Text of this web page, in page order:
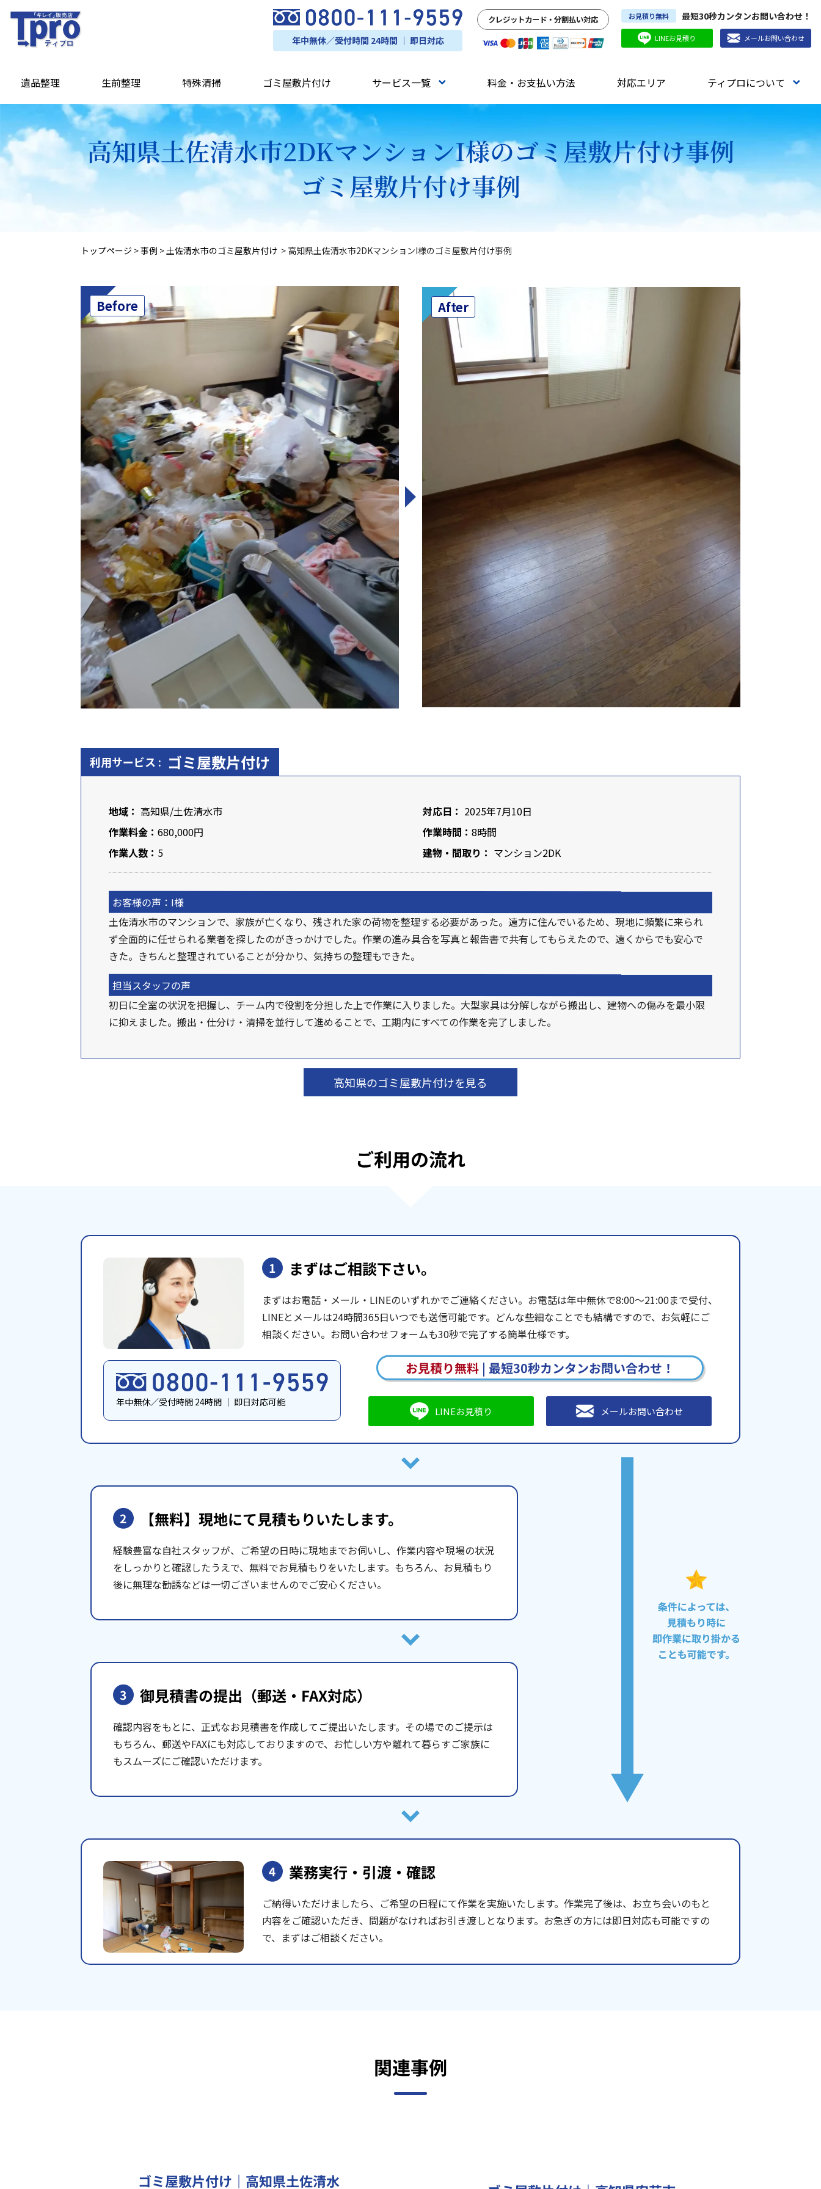
年中無休／受付時間 24時間 ｜ 即日対応
クレジットカード・分割払い対応 お見積り無料 最短30秒カンタンお問い合わせ！
LINEお見積り メールお問い合わせ
遺品整理 生前整理 特殊清掃 ゴミ屋敷片付け サービス一覧 料金・お支払い方法 対応エリア ティプロについて
高知県土佐清水市2DKマンションI様のゴミ屋敷片付け事例
ゴミ屋敷片付け事例
トップページ >事例 > 土佐清水市のゴミ屋敷片付け > 高知県土佐清水市2DKマンションI様のゴミ屋敷片付け事例
Before After
利用サービス : ゴミ屋敷片付け
地域： 高知県/土佐清水市
作業料金： 680,000円
作業人数： 5
対応日： 2025年7月10日
作業時間： 8時間
建物・間取り： マンション2DK
お客様の声：I様
土佐清水市のマンションで、家族が亡くなり、残された家の荷物を整理する必要があった。遠方に住んでいるため、現地に頻繁に来られ
ず全面的に任せられる業者を探したのがきっかけでした。作業の進み具合を写真と報告書で共有してもらえたので、遠くからでも安心で
きた。きちんと整理されていることが分かり、気持ちの整理もできた。
担当スタッフの声
初日に全室の状況を把握し、チーム内で役割を分担した上で作業に入りました。大型家具は分解しながら搬出し、建物への傷みを最小限
に抑えました。搬出・仕分け・清掃を並行して進めることで、工期内にすべての作業を完了しました。
高知県のゴミ屋敷片付けを見る
ご利用の流れ
1 まずはご相談下さい。
まずはお電話・メール・LINEのいずれかでご連絡ください。お電話は年中無休で8:00〜21:00まで受付、
LINEとメールは24時間365日いつでも送信可能です。どんな些細なことでも結構ですので、お気軽にご
相談ください。お問い合わせフォームも30秒で完了する簡単仕様です。
年中無休／受付時間 24時間 ｜ 即日対応可能
お見積り無料| 最短30秒カンタンお問い合わせ！
LINEお見積り メールお問い合わせ
2 【無料】現地にて見積もりいたします。
経験豊富な自社スタッフが、ご希望の日時に現地までお伺いし、作業内容や現場の状況
をしっかりと確認したうえで、無料でお見積もりをいたします。もちろん、お見積もり
後に無理な勧誘などは一切ございませんのでご安心ください。
3 御見積書の提出 （郵送・FAX対応）
確認内容をもとに、正式なお見積書を作成してご提出いたします。その場でのご提示は
もちろん、郵送やFAXにも対応しておりますので、お忙しい方や離れて暮らすご家族に
もスムーズにご確認いただけます。
4 業務実行・引渡・確認
ご納得いただけましたら、ご希望の日程にて作業を実施いたします。作業完了後は、お立ち会いのもと
内容をご確認いただき、問題がなければお引き渡しとなります。お急ぎの方には即日対応も可能ですの
で、まずはご相談ください。
関連事例
ゴミ屋敷片付け｜高知県土佐清水